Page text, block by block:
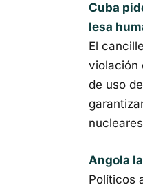
Cuba
lesa
El
violación
de uso
Angola
Políticos